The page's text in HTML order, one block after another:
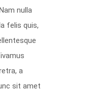
nulla
felis quis,
a
sit amet